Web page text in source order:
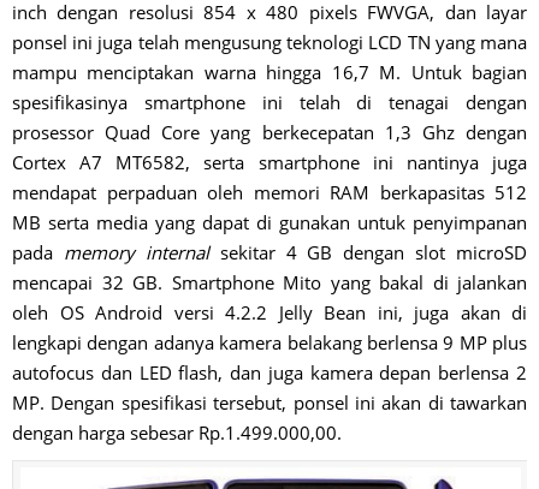
inch dengan resolusi 854 x 480 pixels FWVGA, dan layar
ponsel ini juga telah mengusung teknologi LCD TN yang mana
mampu menciptakan warna hingga 16,7 M. Untuk bagian
spesifikasinya smartphone ini telah di tenagai dengan
prosessor Quad Core yang berkecepatan 1,3 Ghz dengan
Cortex A7 MT6582, serta smartphone ini nantinya juga
mendapat perpaduan oleh memori RAM berkapasitas 512
MB serta media yang dapat di gunakan untuk penyimpanan
pada memory internalsekitar 4 GB dengan slot microSD
mencapai 32 GB. Smartphone Mito yang bakal di jalankan
oleh OS Android versi 4.2.2 Jelly Bean ini, juga akan di
lengkapi dengan adanya kamera belakang berlensa 9 MP plus
autofocus dan LED flash, dan juga kamera depan berlensa 2
MP. Dengan spesifikasi tersebut, ponsel ini akan di tawarkan
dengan harga sebesar Rp.1.499.000,00.